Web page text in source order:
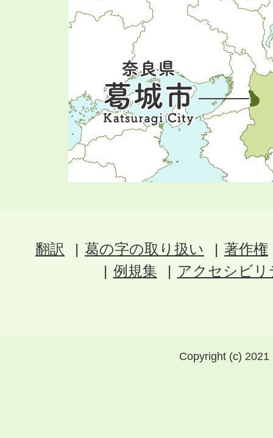
翻訳 葛の字の取り扱い
著作権
例規集
アクセシビ
Copyright (c)